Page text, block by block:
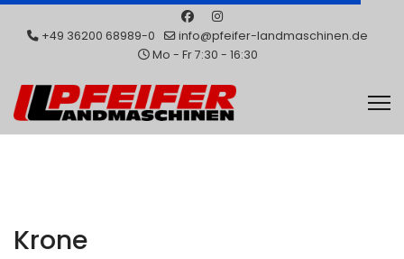
+49 36200 68989-0
info@pfeifer-landmaschinen.de
Mo - Fr 7:30 - 16:30
Krone